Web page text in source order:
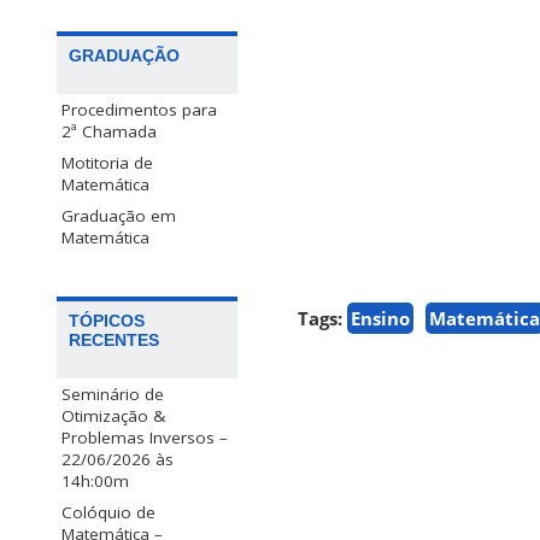
GRADUAÇÃO
Procedimentos para
2ª Chamada
Motitoria de
Matemática
Graduação em
Matemática
TÓPICOS
RECENTES
Seminário de
Otimização &
Problemas Inversos –
22/06/2026 às
14h:00m
Colóquio de
Matemática –
Tags: Ensino Matemática